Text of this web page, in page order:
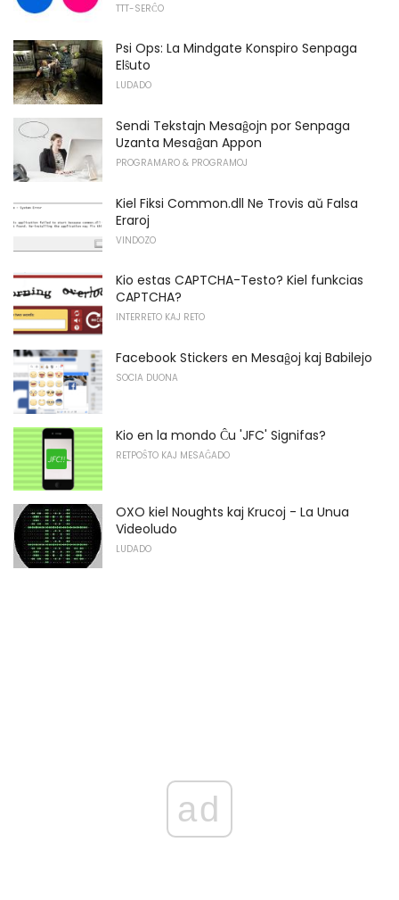
TTT-SERĈO
Psi Ops: La Mindgate Konspiro Senpaga
Elŝuto
LUDADO
Sendi Tekstajn Mesaĝojn por Senpaga
Uzanta Mesaĝan Appon
PROGRAMARO & PROGRAMOJ
Kiel Fiksi Common.dll Ne Trovis aŭ Falsa
Eraroj
VINDOZO
Kio estas CAPTCHA-Testo? Kiel funkcias
CAPTCHA?
INTERRETO KAJ RETO
Facebook Stickers en Mesaĝoj kaj Babilejo
SOCIA DUONA
Kio en la mondo Ĉu 'JFC' Signifas?
RETPOŜTO KAJ MESAĜADO
OXO kiel Noughts kaj Krucoj - La Unua
Videoludo
LUDADO
ad